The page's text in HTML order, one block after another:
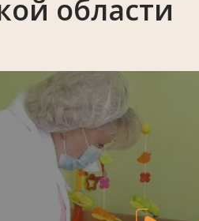
области